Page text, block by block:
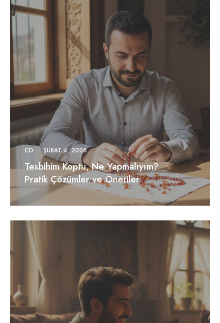
CD ŞUBAT 4, 2026
Tesbihim Koptu, Ne Yapmalıyım?
Pratik Çözümler ve Öneriler